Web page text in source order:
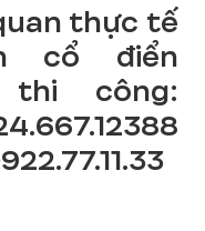
thực tế
cổ điển
thi công: